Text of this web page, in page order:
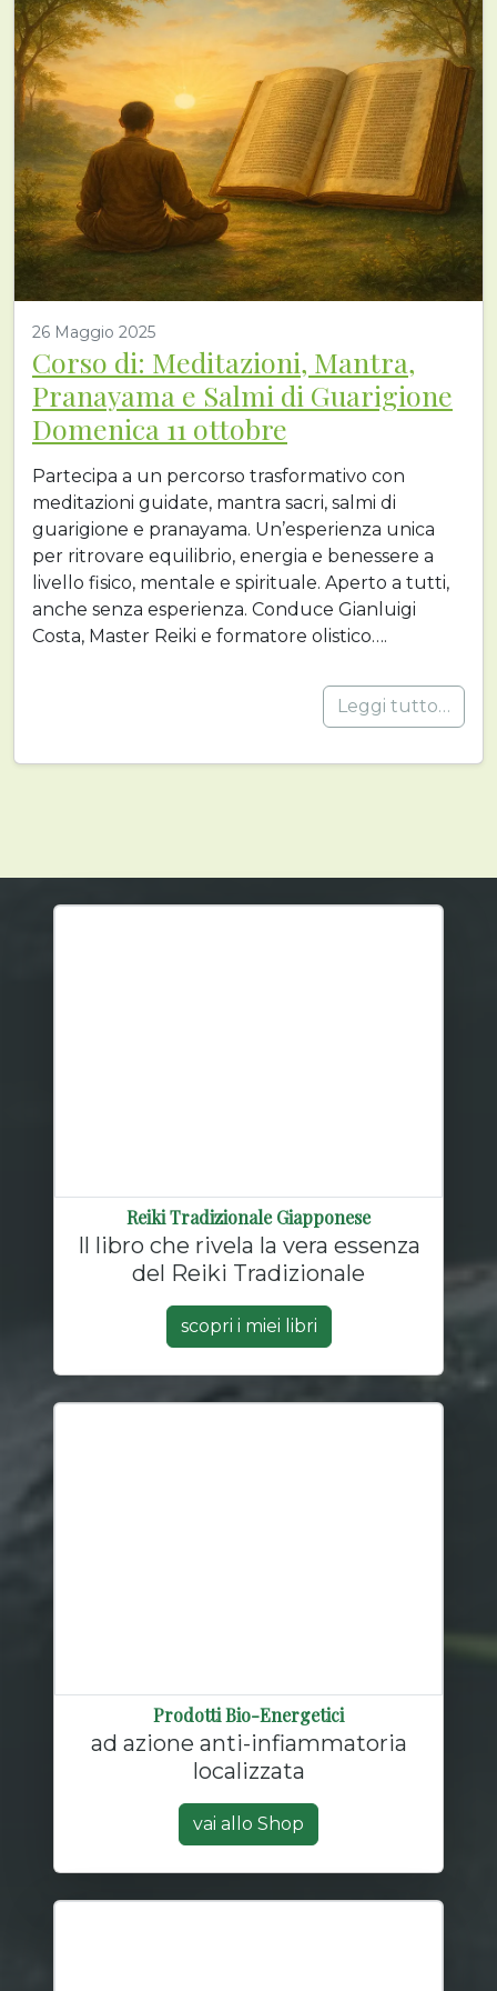
26 Maggio 2025
Corso di: Meditazioni, Mantra,
Pranayama e Salmi di Guarigione
Domenica 11 ottobre
Partecipa a un percorso trasformativo con
meditazioni guidate, mantra sacri, salmi di
guarigione e pranayama. Un’esperienza unica
per ritrovare equilibrio, energia e benessere a
livello fisico, mentale e spirituale. Aperto a tutti,
anche senza esperienza. Conduce Gianluigi
Costa, Master Reiki e formatore olistico….
Leggi tutto…
Reiki Tradizionale Giapponese
Il libro che rivela la vera essenza
del Reiki Tradizionale
scopri i miei libri
Prodotti Bio-Energetici
ad azione anti-infiammatoria
localizzata
vai allo Shop